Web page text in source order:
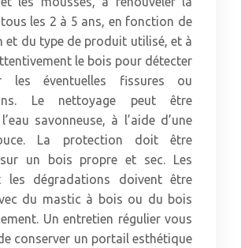
les 2 à 5 ans, en fonction de
et du type de produit utilisé, et à
le bois pour détecter
les éventuelles fissures ou
Le nettoyage peut être
savonneuse, à l’aide d’une
La protection doit être
un bois propre et sec. Les
les dégradations doivent être
du mastic à bois ou du bois
Un entretien régulier vous
conserver un portail esthétique